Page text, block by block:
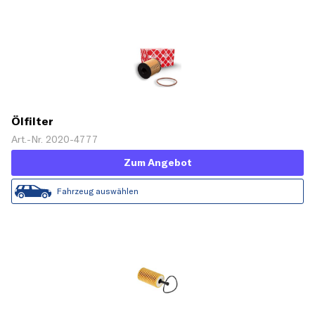
Ölfilter
Art.-Nr. 2020-4777
Zum Angebot
Fahrzeug auswählen